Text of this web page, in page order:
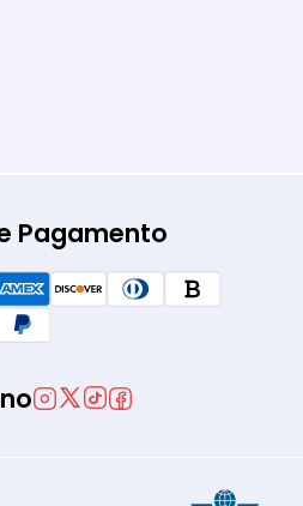
Pagamento